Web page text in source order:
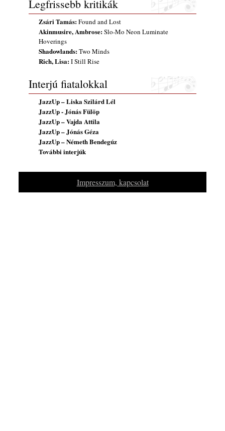
Vér, tornádó és jazz – megjelent a Daveform
Quintet és Kurt Rosenwinkel közös
lemezének új előfutára, a Sharknado
2026. július 31.
Magyar jazzmuzsikus szülők és zenész
gyermekeik – 42. rész: Vörös László +
Vörösné Strausz Eszter + Vörös Bence
2026. július 30.
The Next Generation — 11. rész: Horváth
Szabolcs
2026. július 25.
FREE JAZZ ALBUMS 2026 - 134. rész
2026. július 16.
2026. július 13.
Legfrissebb kritikák
Zsári Tamás:Found and Lost
Akinmusire, Ambrose:Slo-Mo Neon Luminate
Hoverings
Shadowlands:Two Minds
Rich, Lisa:I Still Rise
Interjú fiatalokkal
JazzUp – Liska Szilárd Lél
JazzUp - Jónás Fülöp
JazzUp – Vajda Attila
JazzUp – Jónás Géza
JazzUp – Németh Bendegúz
További interjúk
Impresszum, kapcsolat